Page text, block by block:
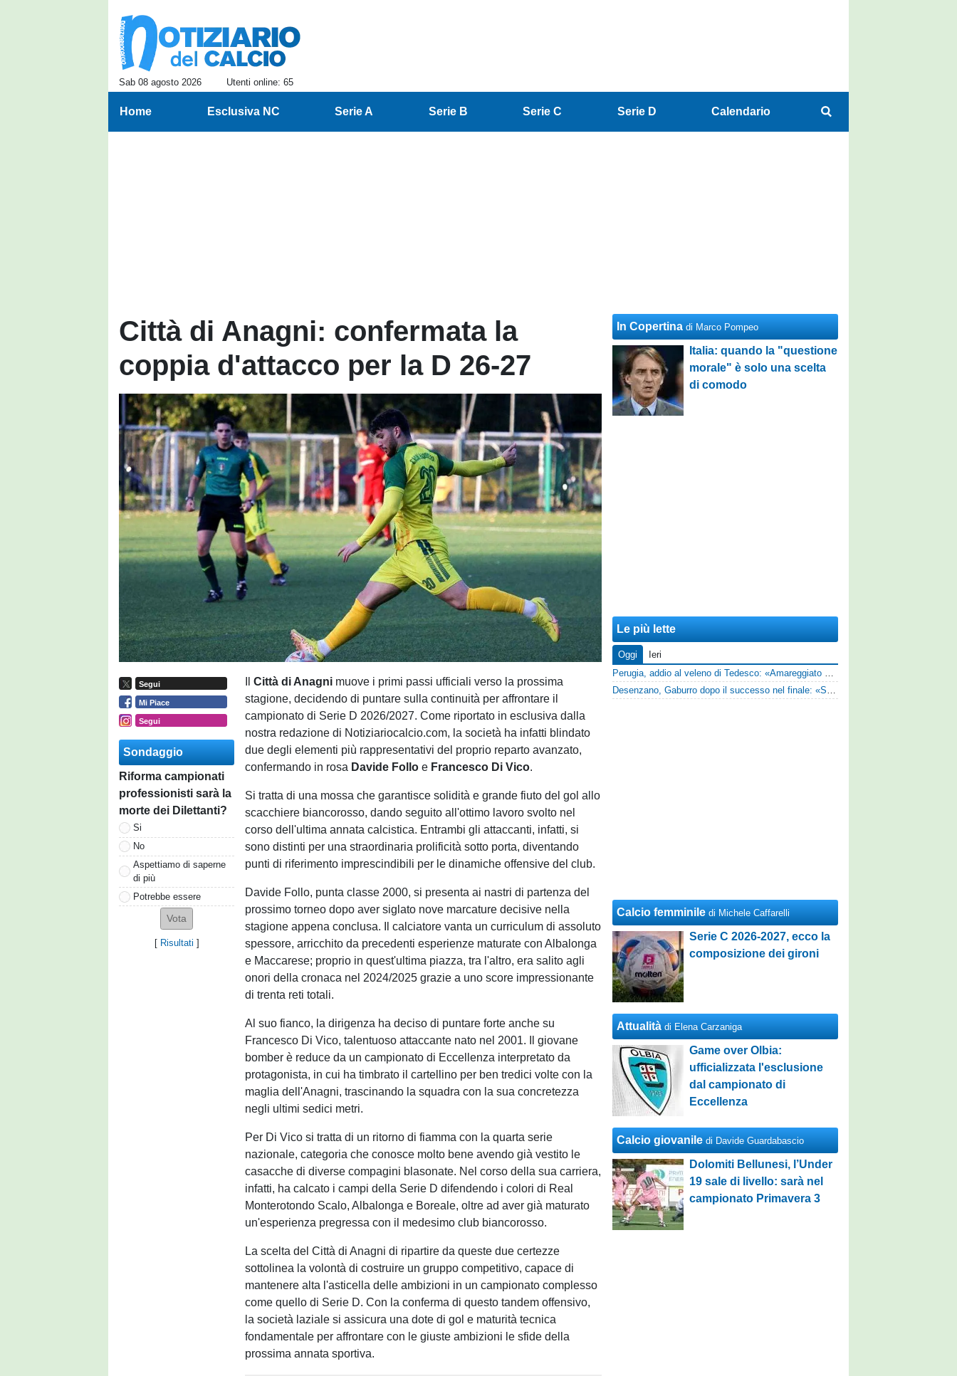
Sab 08 agosto 2026 Utenti online: 65
Home Esclusiva NC Serie A Serie B Serie C Serie D Calendario
Città di Anagni: confermata la
coppia d'attacco per la D 26-27
Segui
Mi Piace
Segui
Sondaggio
Riforma campionati
professionisti sarà la
morte dei Dilettanti?
Si
No
Aspettiamo di saperne
di più
Potrebbe essere
[ Risultati ]
IlCittà di Anagni muove i primi passi ufficiali verso la prossima
stagione, decidendo di puntare sulla continuità per affrontare il
campionato di Serie D 2026/2027. Come riportato in esclusiva dalla
nostra redazione di Notiziariocalcio.com, la società ha infatti blindato
due degli elementi più rappresentativi del proprio reparto avanzato,
confermando in rosa Davide Follo e Francesco Di Vico.
Si tratta di una mossa che garantisce solidità e grande fiuto del gol allo
scacchiere biancorosso, dando seguito all'ottimo lavoro svolto nel
corso dell'ultima annata calcistica. Entrambi gli attaccanti, infatti, si
sono distinti per una straordinaria prolificità sotto porta, diventando
punti di riferimento imprescindibili per le dinamiche offensive del club.
Davide Follo, punta classe 2000, si presenta ai nastri di partenza del
prossimo torneo dopo aver siglato nove marcature decisive nella
stagione appena conclusa. Il calciatore vanta un curriculum di assoluto
spessore, arricchito da precedenti esperienze maturate con Albalonga
e Maccarese; proprio in quest'ultima piazza, tra l'altro, era salito agli
onori della cronaca nel 2024/2025 grazie a uno score impressionante
di trenta reti totali.
Al suo fianco, la dirigenza ha deciso di puntare forte anche su
Francesco Di Vico, talentuoso attaccante nato nel 2001. Il giovane
bomber è reduce da un campionato di Eccellenza interpretato da
protagonista, in cui ha timbrato il cartellino per ben tredici volte con la
maglia dell'Anagni, trascinando la squadra con la sua concretezza
negli ultimi sedici metri.
Per Di Vico si tratta di un ritorno di fiamma con la quarta serie
nazionale, categoria che conosce molto bene avendo già vestito le
casacche di diverse compagini blasonate. Nel corso della sua carriera,
infatti, ha calcato i campi della Serie D difendendo i colori di Real
Monterotondo Scalo, Albalonga e Boreale, oltre ad aver già maturato
un'esperienza pregressa con il medesimo club biancorosso.
La scelta del Città di Anagni di ripartire da queste due certezze
sottolinea la volontà di costruire un gruppo competitivo, capace di
mantenere alta l'asticella delle ambizioni in un campionato complesso
come quello di Serie D. Con la conferma di questo tandem offensivo,
la società laziale si assicura una dote di gol e maturità tecnica
fondamentale per affrontare con le giuste ambizioni le sfide della
prossima annata sportiva.
In Copertina di Marco Pompeo
Italia: quando la "questione
morale" è solo una scelta
di comodo
Le più lette
Oggi
Ieri
Perugia, addio al veleno di Tedesco: «Amareggiato dalle parole di Alessandro Gaucci, mi hanno ferito umanamente»
Desenzano, Gaburro dopo il successo nel finale: «Sapevamo che avremmo sofferto, ma si è vista la voglia di vincere»
Calcio femminile di Michele Caffarelli
Serie C 2026-2027, ecco la
composizione dei gironi
Attualità di Elena Carzaniga
Game over Olbia:
ufficializzata l'esclusione
dal campionato di
Eccellenza
Calcio giovanile di Davide Guardabascio
Dolomiti Bellunesi, l’Under
19 sale di livello: sarà nel
campionato Primavera 3